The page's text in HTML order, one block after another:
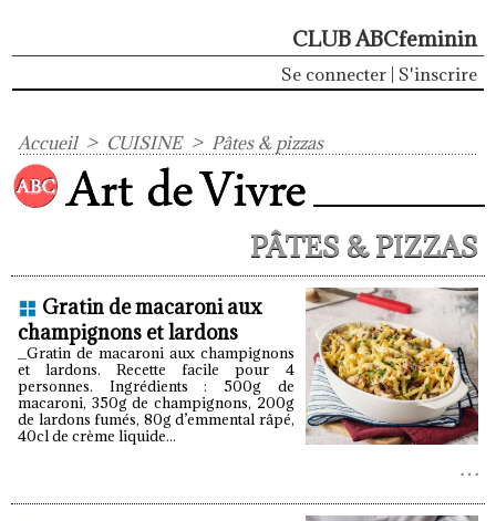
CLUB ABCfeminin
Se connecter S'inscrire
Accueil > CUISINE > Pâtes & pizzas
PÂTES & PIZZAS
Gratin de macaroni aux
champignons et lardons
_Gratin de macaroni aux champignons
et lardons. Recette facile pour 4
personnes. Ingrédients : 500g de
macaroni, 350g de champignons, 200g
de lardons fumés, 80g d’emmental râpé,
40cl de crème liquide...